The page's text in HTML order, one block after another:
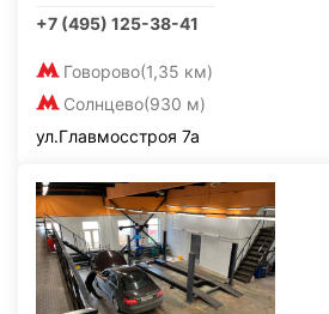
+7 (495) 125-38-41
Говорово(1,35 км)
Солнцево(930 м)
ул.Главмосстроя 7а